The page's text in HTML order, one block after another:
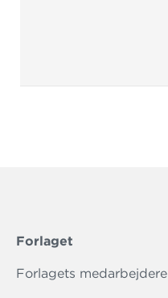
Forlaget
Forlagets medarbejdere